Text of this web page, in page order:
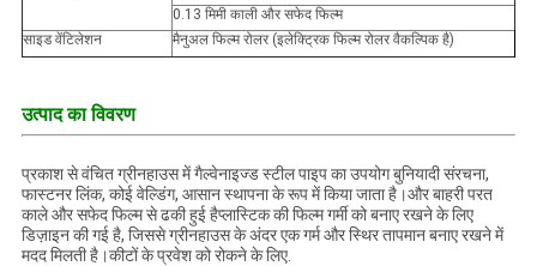
0.13 मिमी काली और सफेद फिल्म
साइड वेंटिलेशन
मैनुअल फिल्म रोलर (इलेक्ट्रिक फिल्म रोलर वैकल्पिक है)
उत्पाद का विवरण
प्रकाश से वंचित ग्रीनहाउस में गैल्वेनाइज्ड स्टील पाइप का उपयोग बुनियादी संरचना,
फास्टनर लिंक, कोई वेल्डिंग, आसान स्थापना के रूप में किया जाता है।और बाहरी परत
काले और सफेद फिल्म से ढकी हुई हैप्लास्टिक की फिल्म गर्मी को बनाए रखने के लिए
डिज़ाइन की गई है, जिससे ग्रीनहाउस के अंदर एक गर्म और स्थिर तापमान बनाए रखने में
मदद मिलती है।कीटों के प्रवेश को रोकने के लिए.